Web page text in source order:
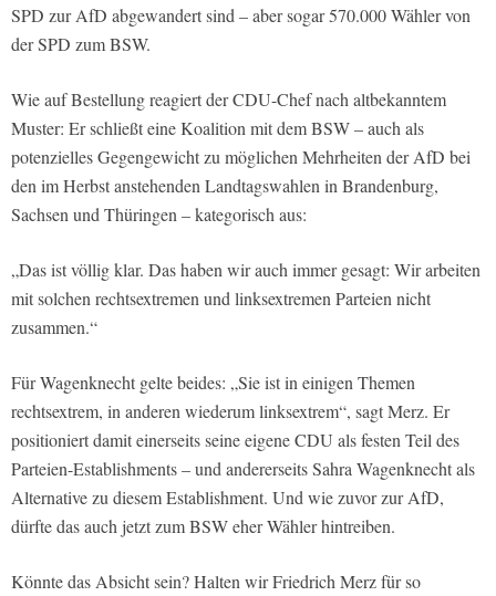
SPD zur AfD abgewandert sind – aber sogar 570.000 Wähler von
der SPD zum BSW.
Wie auf Bestellung reagiert der CDU-Chef nach altbekanntem
Muster: Er schließt eine Koalition mit dem BSW – auch als
potenzielles Gegengewicht zu möglichen Mehrheiten der AfD bei
den im Herbst anstehenden Landtagswahlen in Brandenburg,
Sachsen und Thüringen – kategorisch aus:
„Das ist völlig klar. Das haben wir auch immer gesagt: Wir arbeiten
mit solchen rechtsextremen und linksextremen Parteien nicht
zusammen.“
Für Wagenknecht gelte beides: „Sie ist in einigen Themen
rechtsextrem, in anderen wiederum linksextrem“, sagt Merz. Er
positioniert damit einerseits seine eigene CDU als festen Teil des
Parteien-Establishments – und andererseits Sahra Wagenknecht als
Alternative zu diesem Establishment. Und wie zuvor zur AfD,
dürfte das auch jetzt zum BSW eher Wähler hintreiben.
Könnte das Absicht sein? Halten wir Friedrich Merz für so